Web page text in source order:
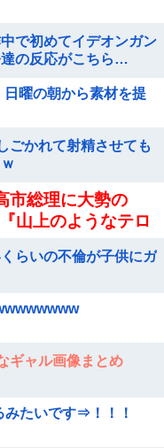
で初めてイデオンガン
の反応がこちら…
日曜の朝から素材を提
ごかれて射精させても
市総理に大勢の
山上のようなテロ
らいの不倫が子供にガ
ギャル画像まとめ
みたいです⇒！！！